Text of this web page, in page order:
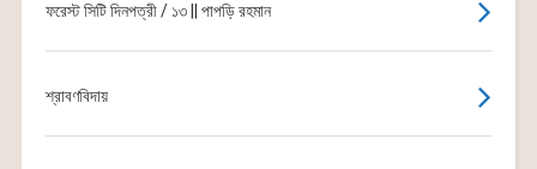
ফরেস্ট সিটি দিনপত্রী / ১৩ || পাপড়ি রহমান
শ্রাবণবিদায়